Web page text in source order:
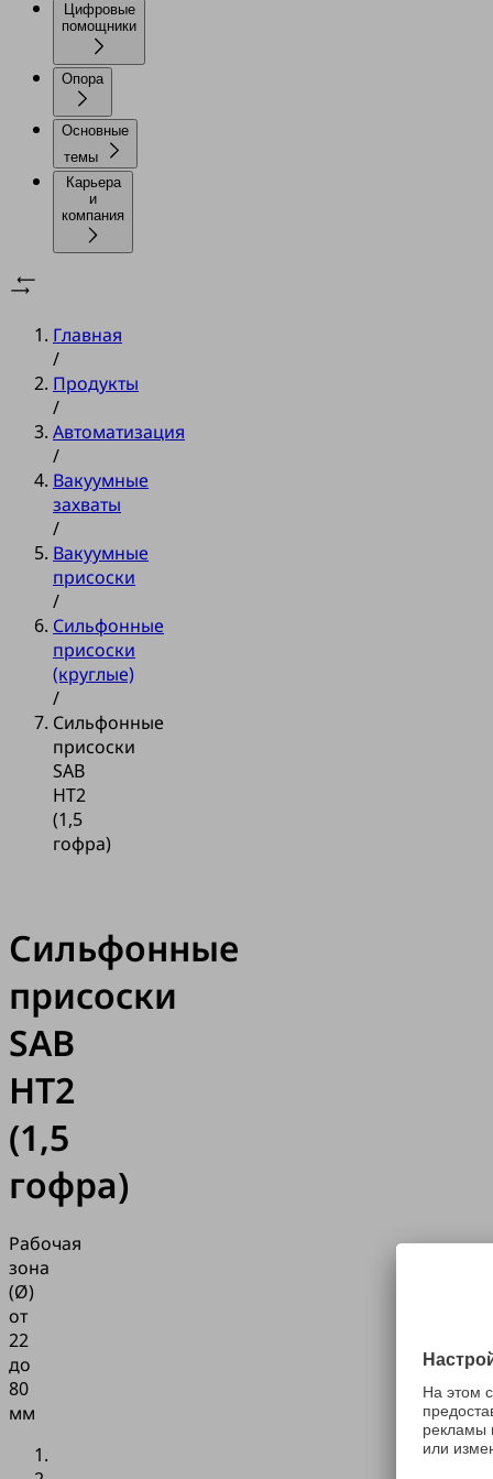
Цифровые
помощники
Опора
Основные
темы
Карьера
и
компания
Главная
/
Продукты
/
Автоматизация
/
Вакуумные
захваты
/
Вакуумные
присоски
/
Сильфонные
присоски
(круглые)
/
Сильфонные
присоски
SAB
HT2
(1,5
гофра)
Сильфонные
присоски
SAB
HT2
(1,5
гофра)
Рабочая
зона
(Ø)
от
22
до
80
мм